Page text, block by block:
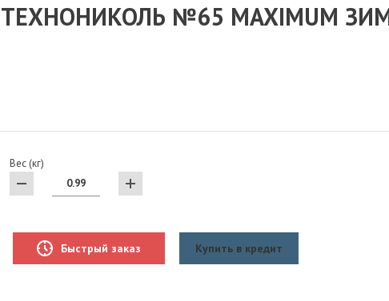
№65 MAXIMUM
Вес (кг)
Быстрый заказ Купить в кредит